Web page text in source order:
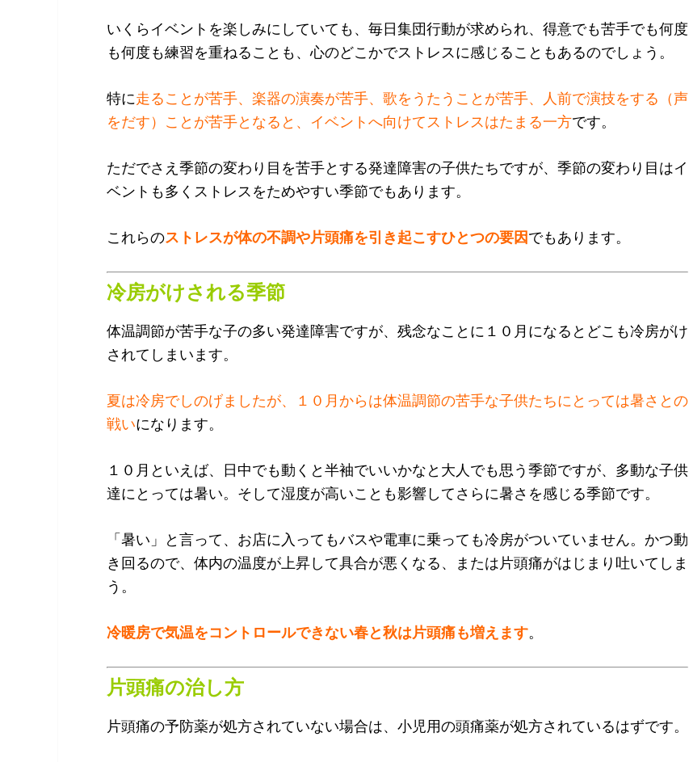
いくらイベントを楽しみにしていても、毎日集団行動が求められ、得意でも苦手でも何度
も何度も練習を重ねることも、心のどこかでストレスに感じることもあるのでしょう。
特に走ることが苦手、楽器の演奏が苦手、歌をうたうことが苦手、人前で演技をする（声
をだす）ことが苦手となると、イベントへ向けてストレスはたまる一方です。
ただでさえ季節の変わり目を苦手とする発達障害の子供たちですが、季節の変わり目はイ
ベントも多くストレスをためやすい季節でもあります。
これらのストレスが体の不調や片頭痛を引き起こすひとつの要因でもあります。
冷房がけされる季節
体温調節が苦手な子の多い発達障害ですが、残念なことに１０月になるとどこも冷房がけ
されてしまいます。
夏は冷房でしのげましたが、１０月からは体温調節の苦手な子供たちにとっては暑さとの
戦いになります。
１０月といえば、日中でも動くと半袖でいいかなと大人でも思う季節ですが、多動な子供
達にとっては暑い。そして湿度が高いことも影響してさらに暑さを感じる季節です。
「暑い」と言って、お店に入ってもバスや電車に乗っても冷房がついていません。かつ動
き回るので、体内の温度が上昇して具合が悪くなる、または片頭痛がはじまり吐いてしま
う。
冷暖房で気温をコントロールできない春と秋は片頭痛も増えます。
片頭痛の治し方
片頭痛の予防薬が処方されていない場合は、小児用の頭痛薬が処方されているはずです。